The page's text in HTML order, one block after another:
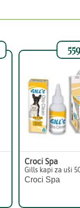
559
Croci Spa
Gills kapi za uši
Croci Spa